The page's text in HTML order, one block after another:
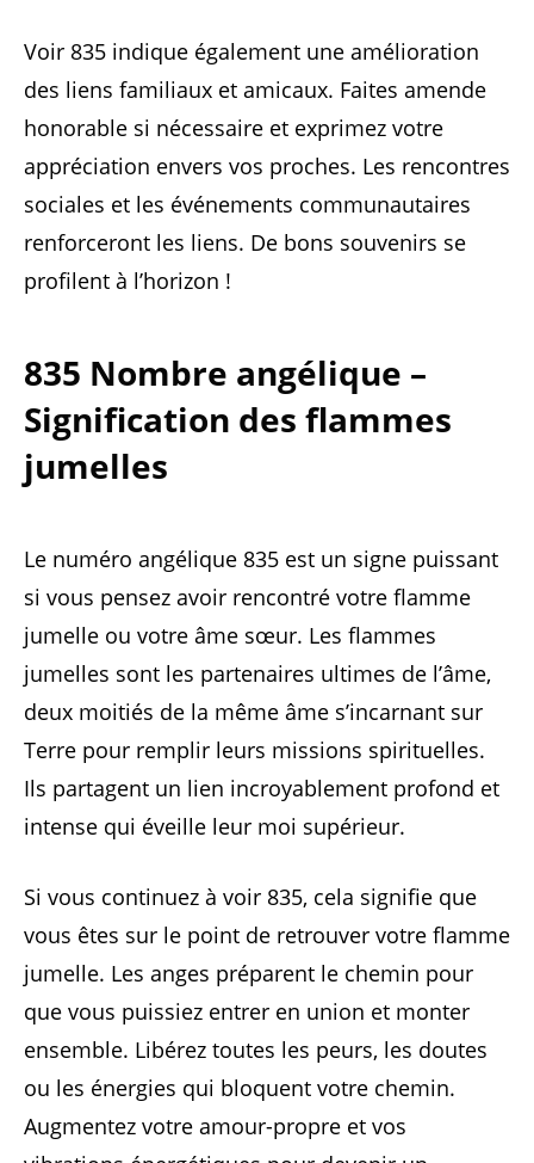
Voir 835 indique également une amélioration
des liens familiaux et amicaux. Faites amende
honorable si nécessaire et exprimez votre
appréciation envers vos proches. Les rencontres
sociales et les événements communautaires
renforceront les liens. De bons souvenirs se
profilent à l’horizon !
835 Nombre angélique –
Signification des flammes
jumelles
Le numéro angélique 835 est un signe puissant
si vous pensez avoir rencontré votre flamme
jumelle ou votre âme sœur. Les flammes
jumelles sont les partenaires ultimes de l’âme,
deux moitiés de la même âme s’incarnant sur
Terre pour remplir leurs missions spirituelles.
Ils partagent un lien incroyablement profond et
intense qui éveille leur moi supérieur.
Si vous continuez à voir 835, cela signifie que
vous êtes sur le point de retrouver votre flamme
jumelle. Les anges préparent le chemin pour
que vous puissiez entrer en union et monter
ensemble. Libérez toutes les peurs, les doutes
ou les énergies qui bloquent votre chemin.
Augmentez votre amour-propre et vos